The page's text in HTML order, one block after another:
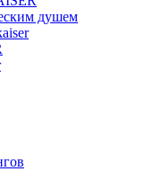
душем